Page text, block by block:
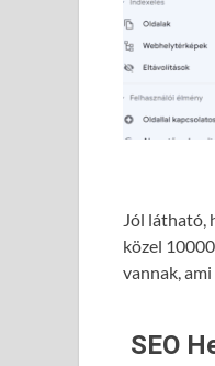
Jól látható,
közel
vannak,
SEO